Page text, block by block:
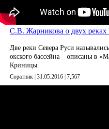
С.В. Жарникова о двух реках
Две реки Севера Руси
окского бассейна – описаны в
Криницы.
Соратник | 31.05.2016 | 7,567